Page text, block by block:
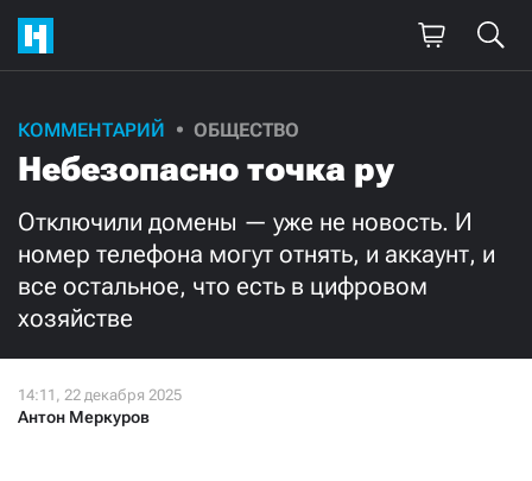
КОММЕНТАРИЙ ОБЩЕСТВО
Небезопасно точка ру
Отключили домены — уже не новость. И
номер телефона могут отнять, и аккаунт, и
все остальное, что есть в цифровом
хозяйстве
Антон Меркуров
Поддержите
нашу работу!
Ежемесячно Разово
3000 1000